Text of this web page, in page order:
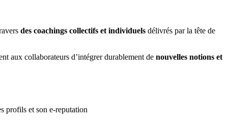
des coachings collectifs et individuels délivrés par la tête de
aux collaborateurs d’intégrer durablement de nouvelles notions et
profils et son e-reputation